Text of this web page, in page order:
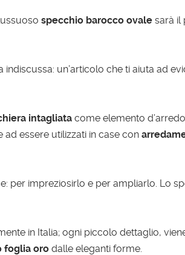
specchio barocco ovale sarà il
indiscussa: un’articolo che ti aiuta ad
intagliata come elemento
essere utilizzati in case con
per impreziosirlo e per ampliarlo. Lo
in Italia; ogni piccolo dettaglio,
foglia oro dalle eleganti forme.